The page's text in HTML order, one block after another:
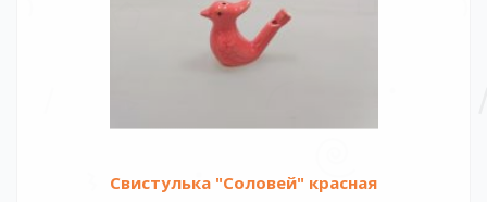
Свистулька "Соловей" красная